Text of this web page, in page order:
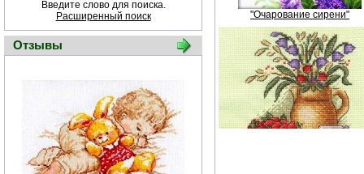
Введите слово для поиска.
Расширенный поиск
Отзывы
"Очарование сирени"